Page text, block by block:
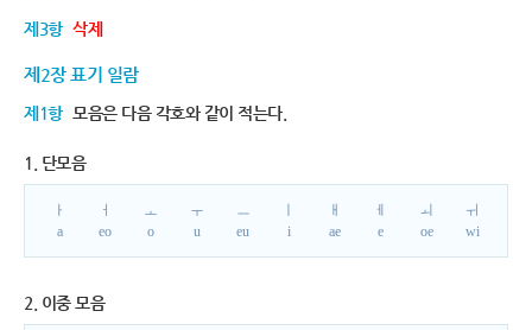
제3항 삭제
제2장 표기 일람
제1항 모음은 다음 각호와 같이 적는다.
1. 단모음
ㅏ
a
ㅓ
eo
ㅗ
o
ㅜ
u
ㅡ
eu
i
ㅐ
ae
ㅔ
e
ㅚ
oe
ㅟ
wi
2. 이중 모음